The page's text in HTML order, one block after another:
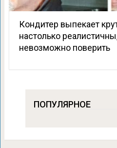
Кондитер выпекает
настолько
невозможно поверить
ПОПУЛЯРНОЕ